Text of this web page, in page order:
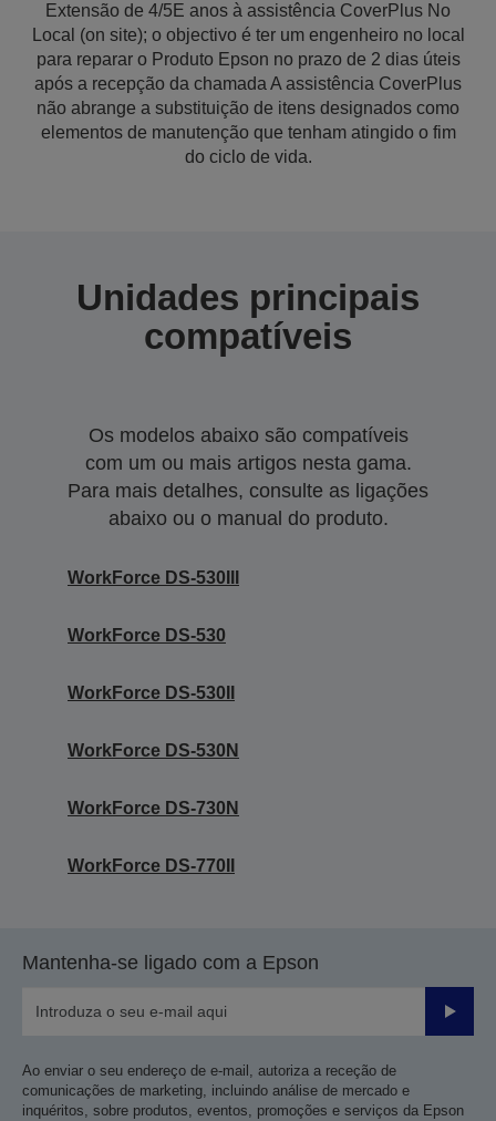
Extensão de 4/5E anos à assistência CoverPlus No
Local (on site); o objectivo é ter um engenheiro no local
para reparar o Produto Epson no prazo de 2 dias úteis
após a recepção da chamada A assistência CoverPlus
não abrange a substituição de itens designados como
elementos de manutenção que tenham atingido o fim
do ciclo de vida.
Unidades principais
compatíveis
Os modelos abaixo são compatíveis
com um ou mais artigos nesta gama.
Para mais detalhes, consulte as ligações
abaixo ou o manual do produto.
WorkForce DS-530III
WorkForce DS-530
WorkForce DS-530II
WorkForce DS-530N
WorkForce DS-730N
WorkForce DS-770II
Mantenha-se ligado com a Epson
Enviar
Ao enviar o seu endereço de e-mail, autoriza a receção de
comunicações de marketing, incluindo análise de mercado e
inquéritos, sobre produtos, eventos, promoções e serviços da Epson